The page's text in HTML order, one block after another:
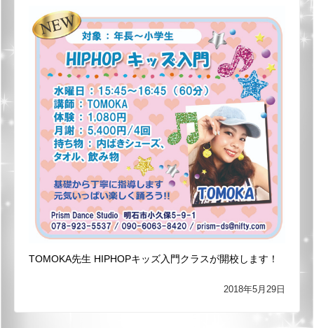
TOMOKA先生 HIPHOPキッズ入門クラスが開校します！
2018年5月29日